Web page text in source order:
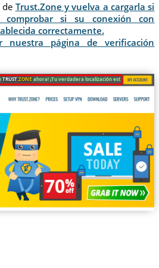
de Trust.Zone y vuelva a cargarla si
si su conexión con
correctamente.
nuestra página de verificación
TRUST.ZONE ahora! ¡Tu verdadera localización está oculta!